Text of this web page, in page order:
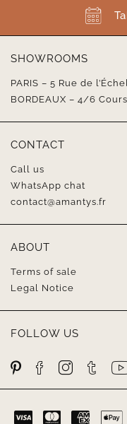
SHOWROOMS
PARIS – 5 Rue de
BORDEAUX – 4/6
CONTACT
Call us
WhatsApp chat
contact@amantys.fr
ABOUT
Terms of sale
Legal Notice
FOLLOW US